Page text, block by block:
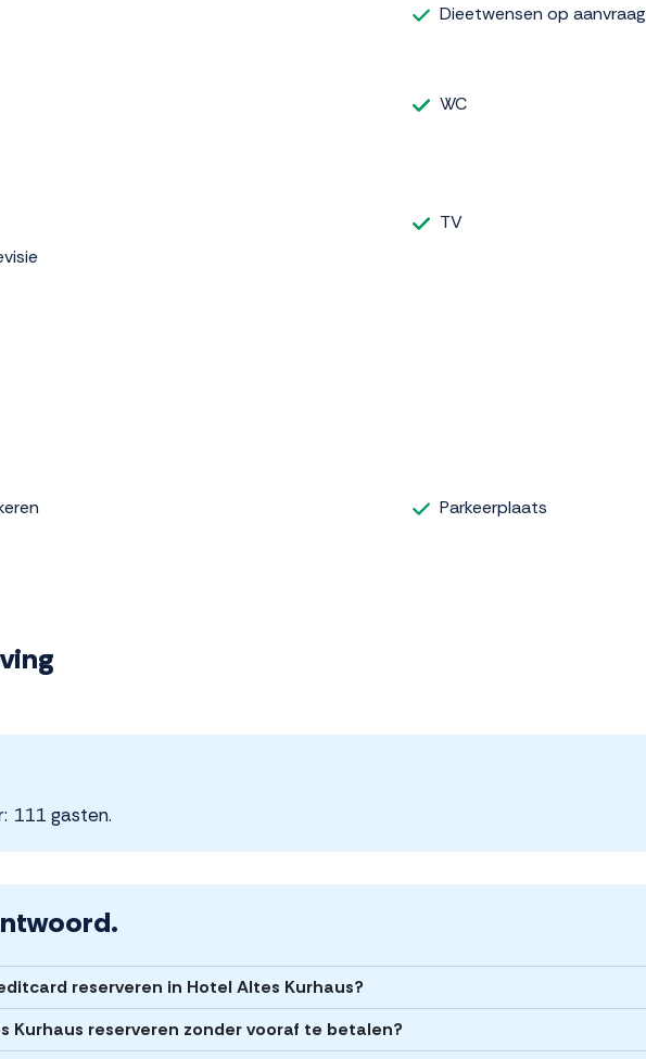
Dieetwensen op aanvraag
WC
TV
Parkeerplaats
111 gasten.
reserveren in Hotel Altes Kurhaus?
Kurhaus reserveren zonder vooraf te betalen?